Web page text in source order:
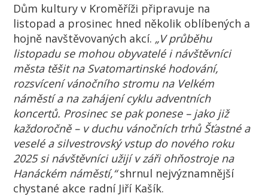
Dům kultury v Kroměříži připravuje na
listopad a prosinec hned několik oblíbených a
hojně navštěvovaných akcí. „V průběhu
listopadu se mohou obyvatelé i návštěvníci
města těšit na Svatomartinské hodování,
rozsvícení vánočního stromu na Velkém
náměstí a na zahájení cyklu adventních
koncertů. Prosinec se pak ponese – jako již
každoročně – v duchu vánočních trhů Šťastné a
veselé a silvestrovský vstup do nového roku
2025 si návštěvníci užijí v záři ohňostroje na
Hanáckém náměstí,“shrnul nejvýznamnější
chystané akce radní Jiří Kašík.